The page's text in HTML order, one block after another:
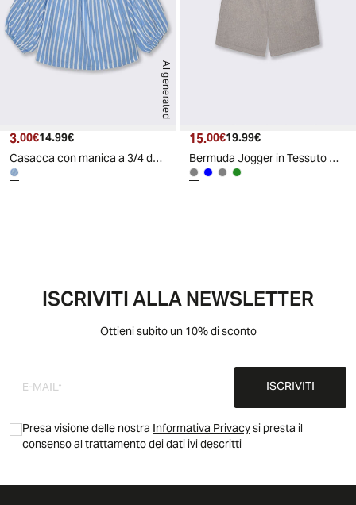
AI generated
Prezzo attuale
3.00€ Prezzo originale
14.99€
Casacca con manica a 3/4 da donna
Prezzo attuale
15.00€ Prezzo originale
19.99€
Bermuda Jogger in Tessuto Goffrato - Grigio fango
ISCRIVITI ALLA NEWSLETTER
Ottieni subito un 10% di sconto
ISCRIVITI
Presa visione delle nostraInformativa Privacysi presta il
consenso al trattamento dei dati ivi descritti